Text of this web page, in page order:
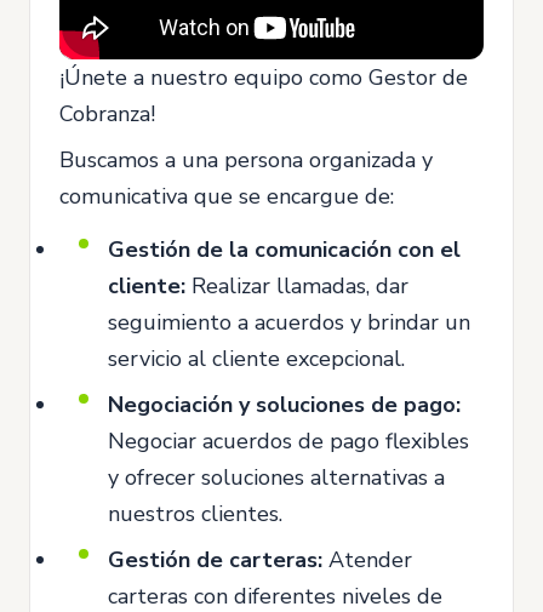
¡Únete a nuestro equipo como Gestor de
Cobranza!
Buscamos a una persona organizada y
comunicativa que se encargue de:
Gestión de la comunicación con el
cliente: Realizar llamadas, dar
seguimiento a acuerdos y brindar un
servicio al cliente excepcional.
Negociación y soluciones de pago:
Negociar acuerdos de pago flexibles
y ofrecer soluciones alternativas a
nuestros clientes.
Gestión de carteras: Atender
carteras con diferentes niveles de